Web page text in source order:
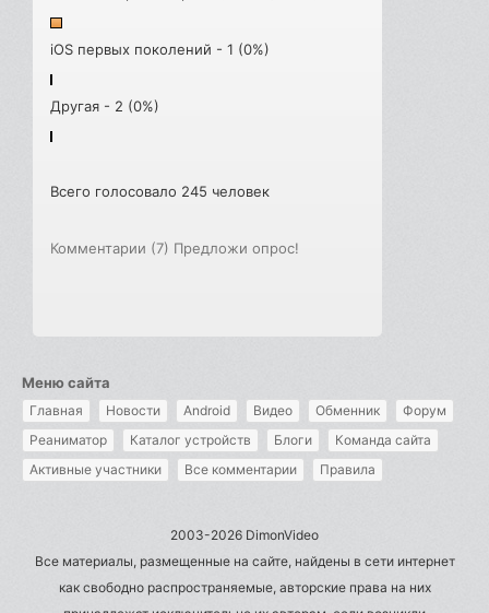
iOS первых поколений - 1 (0%)
Другая - 2 (0%)
Всего голосовало 245 человек
Комментарии (7) Предложи опрос!
Меню сайта
Главная Новости Android Видео Обменник
Форум
Реаниматор
Каталог устройств Блоги
Команда сайта
Активные участники
Все комментарии Правила
2003-2026 DimonVideo
Все материалы, размещенные на сайте, найдены в сети интернет
как свободно распространяемые, авторские права на них